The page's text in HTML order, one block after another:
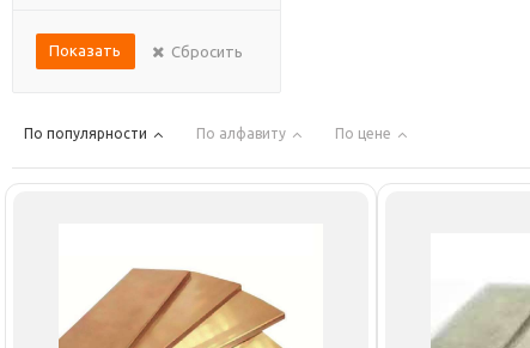
Показать Сбросить
По популярности По алфавиту По цене